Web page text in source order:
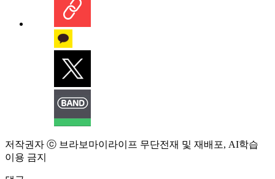
저작권자 ⓒ 브라보마이라이프 무단전재 및 재배포, AI학습
이용 금지